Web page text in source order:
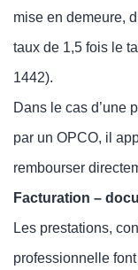
mise en demeure,
taux de 1,5 fois le
1442).
Dans le cas d’une
par un OPCO, il
rembourser
Facturation –
Les prestations,
professionnelle font